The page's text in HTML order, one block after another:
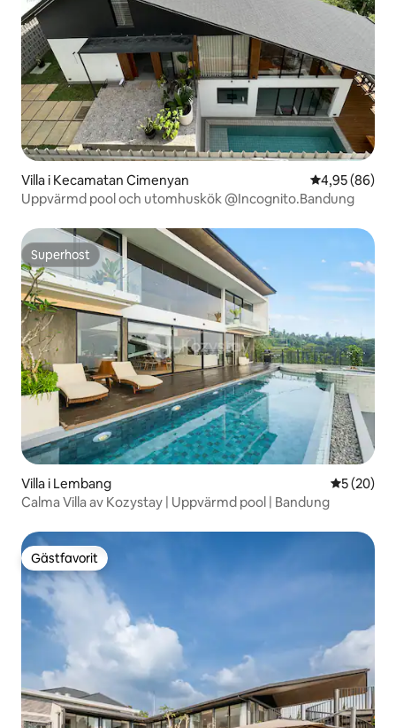
Villa i Kecamatan Cimenyan 4,95 av 5 i
4,95 (86)
Uppvärmd pool och utomhuskök @Incognito.Bandung
Superhost
Superhost
Villa i Lembang 5 av 5 i
5 (20)
Calma Villa av Kozystay | Uppvärmd pool | Bandung
Gästfavorit
Gästfavorit